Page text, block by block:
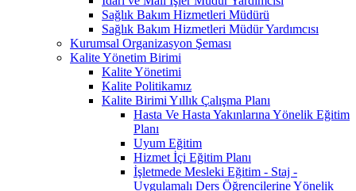
Sağlık Bakım Hizmetleri Müdürü
Sağlık Bakım Hizmetleri Müdür Yardımcısı
Kurumsal Organizasyon Şeması
Kalite Yönetim Birimi
Kalite Yönetimi
Kalite Politikamız
Kalite Birimi Yıllık Çalışma Planı
Hasta Ve Hasta Yakınlarına Yönelik Eğitim
Planı
Uyum Eğitim
Hizmet İçi Eğitim Planı
İşletmede Mesleki Eğitim - Staj -
Uygulamalı Ders Öğrencilerine Yönelik